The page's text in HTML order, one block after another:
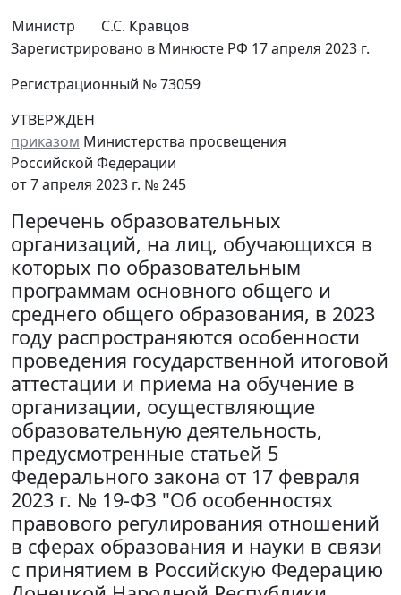
Министр
С.С. Кравцов
Зарегистрировано в Минюсте РФ 17 апреля 2023 г.
Регистрационный № 73059
УТВЕРЖДЕН
приказом Министерства просвещения
Российской Федерации
от 7 апреля 2023 г. № 245
Перечень образовательных
организаций, на лиц, обучающихся в
которых по образовательным
программам основного общего и
среднего общего образования, в 2023
году распространяются особенности
проведения государственной итоговой
аттестации и приема на обучение в
организации, осуществляющие
образовательную деятельность,
предусмотренные статьей 5
Федерального закона от 17 февраля
2023 г. № 19-ФЗ "Об особенностях
правового регулирования отношений
в сферах образования и науки в связи
с принятием в Российскую Федерацию